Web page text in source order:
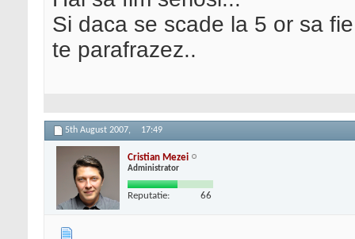
Si daca se scade la 5 or sa
te parafrazez..
5th August 2007, 17:49
Cristian Mezei
Administrator
Reputatie: 66